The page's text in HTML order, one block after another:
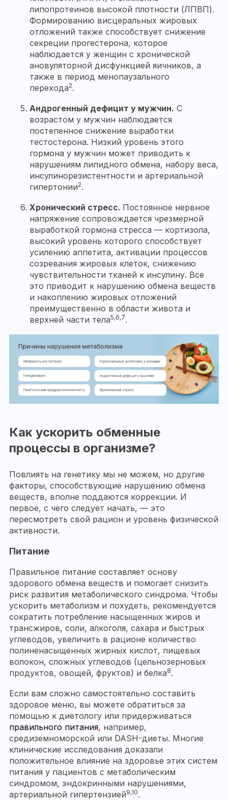
липопротеинов высокой плотности (ЛПВП).
Формированию висцеральных жировых
отложений также способствует снижение
секреции прогестерона, которое
наблюдается у женщин с хронической
ановуляторной дисфункцией яичников, а
также в период менопаузального
перехода2.
Андрогенный дефицит у мужчин. С
возрастом у мужчин наблюдается
постепенное снижение выработки
тестостерона. Низкий уровень этого
гормона у мужчин может приводить к
нарушениям липидного обмена, набору веса,
инсулинорезистентности и артериальной
гипертонии2.
Хронический стресс. Постоянное нервное
напряжение сопровождается чрезмерной
выработкой гормона стресса — кортизола,
высокий уровень которого способствует
усилению аппетита, активации процессов
созревания жировых клеток, снижению
чувствительности тканей к инсулину. Все
это приводит к нарушению обмена веществ
и накоплению жировых отложений
преимущественно в области живота и
верхней части тела5,6,7.
Как ускорить обменные
процессы в организме?
Повлиять на генетику мы не можем, но другие
факторы, способствующие нарушению обмена
веществ, вполне поддаются коррекции. И
первое, с чего следует начать, — это
пересмотреть свой рацион и уровень физической
активности.
Питание
Правильное питание составляет основу
здорового обмена веществ и помогает снизить
риск развития метаболического синдрома. Чтобы
ускорить метаболизм и похудеть, рекомендуется
сократить потребление насыщенных жиров и
трансжиров, соли, алкоголя, сахара и быстрых
углеводов, увеличить в рационе количество
полиненасыщенных жирных кислот, пищевых
волокон, сложных углеводов (цельнозерновых
продуктов, овощей, фруктов) и белка8.
Если вам сложно самостоятельно составить
здоровое меню, вы можете обратиться за
помощью к диетологу или придерживаться
правильного питания, например,
средиземноморской или DASH-диеты. Многие
клинические исследования доказали
положительное влияние на здоровье этих систем
питания у пациентов с метаболическим
синдромом, эндокринными нарушениями,
артериальной гипертензией9,10.